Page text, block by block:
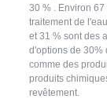
30 % . Environ
traitement de
et 31 % sont des
d'options de 30%
comme des
produits
revêtement.